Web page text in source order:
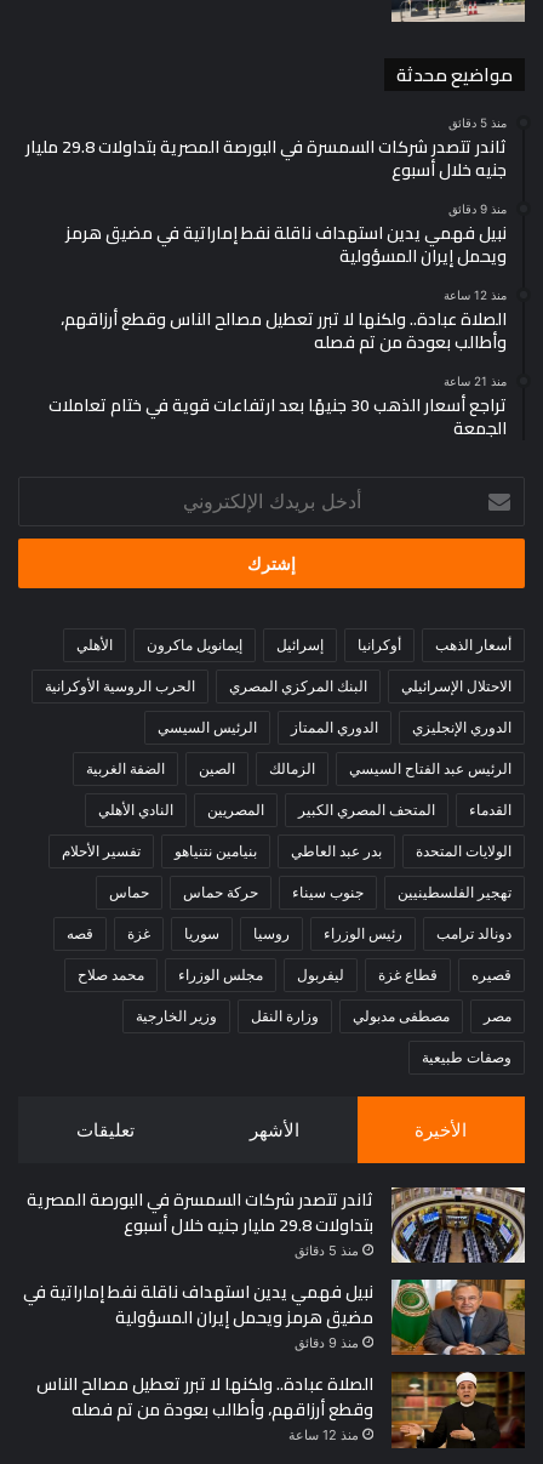
مواضيع محدثة
منذ 5 دقائق
ثاندر تتصدر شركات السمسرة في البورصة المصرية بتداولات 29.8 مليار
جنيه خلال أسبوع
منذ 9 دقائق
نبيل فهمي يدين استهداف ناقلة نفط إماراتية في مضيق هرمز
ويحمل إيران المسؤولية
منذ 12 ساعة
الصلاة عبادة.. ولكنها لا تبرر تعطيل مصالح الناس وقطع أرزاقهم،
وأطالب بعودة من تم فصله
منذ 21 ساعة
تراجع أسعار الذهب 30 جنيهًا بعد ارتفاعات قوية في ختام تعاملات
الجمعة
بريدك
الإلكتروني
أسعار الذهب أوكرانيا إسرائيل إيمانويل ماكرون الأهلي
الاحتلال الإسرائيلي البنك المركزي المصري الحرب الروسية الأوكرانية
الدوري الإنجليزي الدوري الممتاز الرئيس السيسي
الرئيس عبد الفتاح السيسي الزمالك الصين الضفة الغربية
القدماء المتحف المصري الكبير المصريين النادي الأهلي
الولايات المتحدة بدر عبد العاطي بنيامين نتنياهو تفسير الأحلام
تهجير الفلسطينيين جنوب سيناء حركة حماس حماس
دونالد ترامب رئيس الوزراء روسيا سوريا غزة قصه
قصيره قطاع غزة ليفربول مجلس الوزراء محمد صلاح
مصر مصطفى مدبولي وزارة النقل وزير الخارجية
وصفات طبيعية
الأخيرة الأشهر تعليقات
ثاندر تتصدر شركات السمسرة في البورصة المصرية
بتداولات 29.8 مليار جنيه خلال أسبوع
منذ 5 دقائق
نبيل فهمي يدين استهداف ناقلة نفط إماراتية في
مضيق هرمز ويحمل إيران المسؤولية
منذ 9 دقائق
الصلاة عبادة.. ولكنها لا تبرر تعطيل مصالح الناس
وقطع أرزاقهم، وأطالب بعودة من تم فصله
منذ 12 ساعة